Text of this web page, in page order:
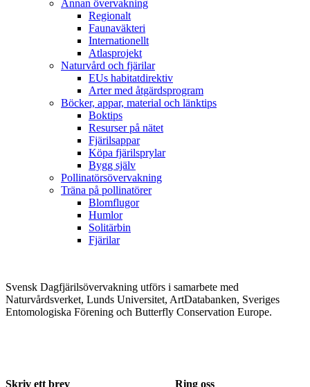
Annan övervakning
Regionalt
Faunaväkteri
Internationellt
Atlasprojekt
Naturvård och fjärilar
EUs habitatdirektiv
Arter med åtgärdsprogram
Böcker, appar, material och länktips
Boktips
Resurser på nätet
Fjärilsappar
Köpa fjärilsprylar
Bygg själv
Pollinatörsövervakning
Träna på pollinatörer
Blomflugor
Humlor
Solitärbin
Fjärilar
Svensk Dagfjärilsövervakning utförs i samarbete med
Naturvårdsverket, Lunds Universitet, ArtDatabanken, Sveriges
Entomologiska Förening och Butterfly Conservation Europe.
Skriv ett brev Ring oss